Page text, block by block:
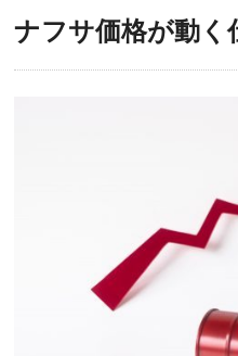
ナフサ価格が動く